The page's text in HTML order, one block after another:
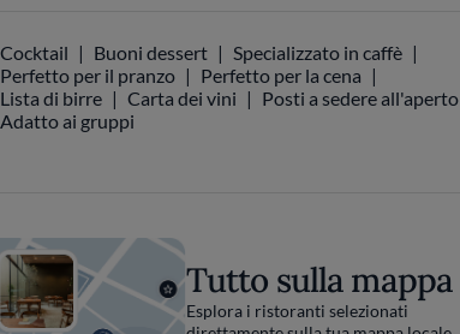
Cocktail Buoni dessert
Specializzato in caffè
Perfetto per il pranzo
Perfetto per la cena
Lista di birre
Carta dei vini
Posti a sedere all'aperto
Adatto ai gruppi
Tutto sulla mappa
Esplora i ristoranti selezionati
direttamente sulla tua mappa locale.